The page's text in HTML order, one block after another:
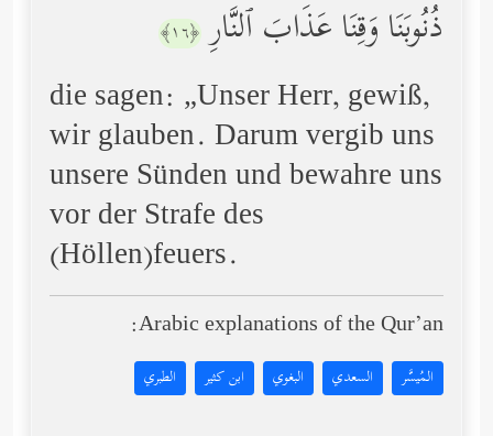
ذُنُوبَنَا وَقِنَا عَذَابَ ٱلنَّارِ ﴿١٦﴾
die sagen: „Unser Herr, gewiß,
wir glauben. Darum vergib uns
unsere Sünden und bewahre uns
vor der Strafe des
(Höllen)feuers.
Arabic explanations of the Qur’an:
المُيسَّر السعدي البغوي ابن كثير الطبري